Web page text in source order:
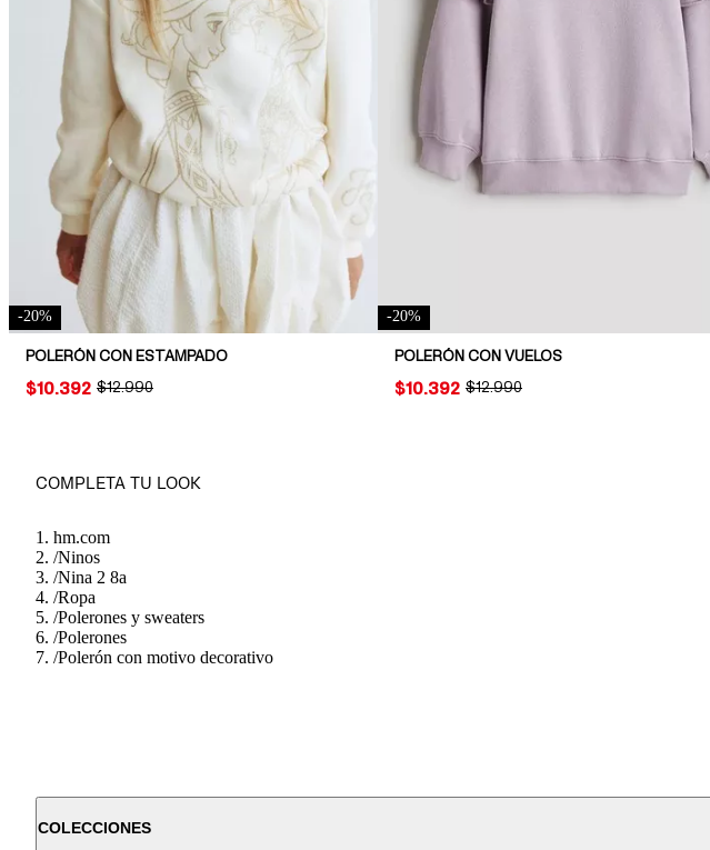
-20%
POLERÓN CON ESTAMPADO
ORIGINAL PRICE:
$12.990
PRICE:
$10.392
-20%
POLERÓN CON VUELOS
ORIGINAL PRICE:
$12.990
PRICE:
$10.392
COMPLETA TU LOOK
hm.com
/Ninos
/Nina 2 8a
/Ropa
/Polerones y sweaters
/Polerones
/Polerón con motivo decorativo
COLECCIONES